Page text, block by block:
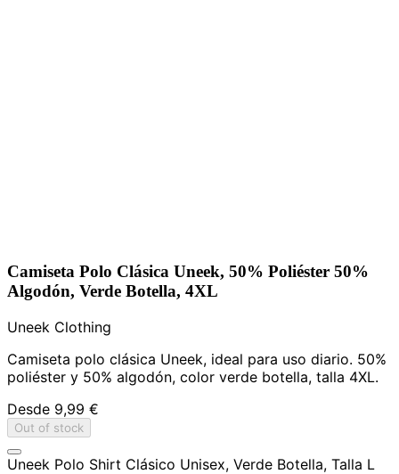
Camiseta Polo Clásica Uneek, 50% Poliéster 50%
Algodón, Verde Botella, 4XL
Uneek Clothing
Camiseta polo clásica Uneek, ideal para uso diario. 50%
poliéster y 50% algodón, color verde botella, talla 4XL.
Desde 9,99 €
Out of stock
Uneek Polo Shirt Clásico Unisex, Verde Botella, Talla L